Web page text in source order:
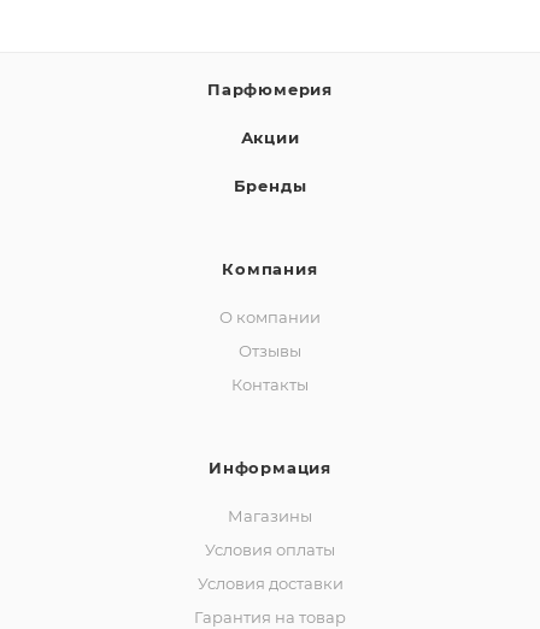
Парфюмерия
Акции
Бренды
Компания
О компании
Отзывы
Контакты
Информация
Магазины
Условия оплаты
Условия доставки
Гарантия на товар